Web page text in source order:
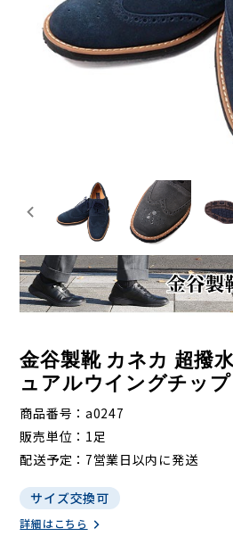
金谷製靴 カネカ 超撥
ュアルウイングチップ
商品番号
a0247
販売単位
1足
配送予定
7営業日以内に発送
サイズ交換可
詳細はこちら